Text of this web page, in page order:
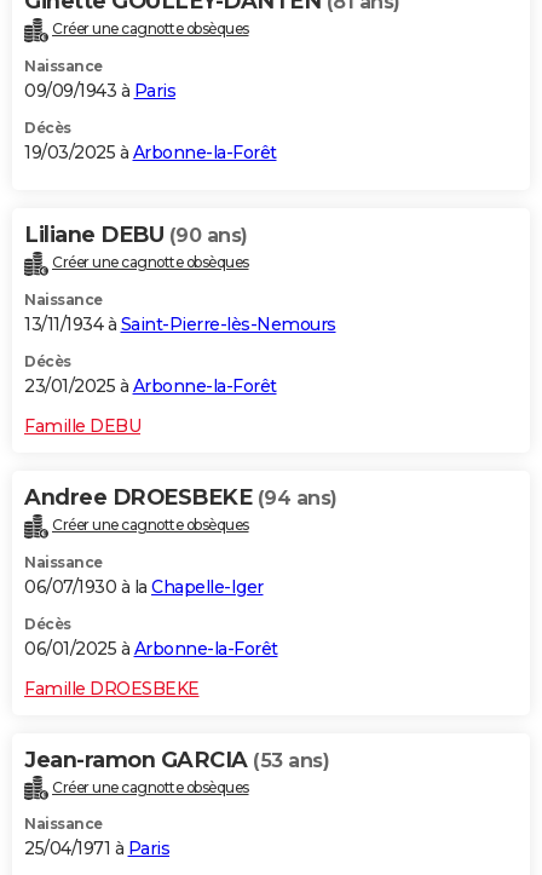
Créer une cagnotte obsèques
Naissance
09/09/1943 à Paris
Décès
19/03/2025 à Arbonne-la-Forêt
Liliane DEBU (90 ans)
Créer une cagnotte obsèques
Naissance
13/11/1934 à Saint-Pierre-lès-Nemours
Décès
23/01/2025 à Arbonne-la-Forêt
Famille DEBU
Andree DROESBEKE (94 ans)
Créer une cagnotte obsèques
Naissance
06/07/1930 à la Chapelle-Iger
Décès
06/01/2025 à Arbonne-la-Forêt
Famille DROESBEKE
Jean-ramon GARCIA (53 ans)
Créer une cagnotte obsèques
Naissance
25/04/1971 à Paris